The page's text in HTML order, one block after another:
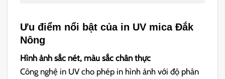
Ưu điểm nổi bật của in UV mica Đắk
Nông
Hình ảnh sắc nét, màu sắc chân thực
Công nghệ in UV cho phép in hình ảnh với độ phân